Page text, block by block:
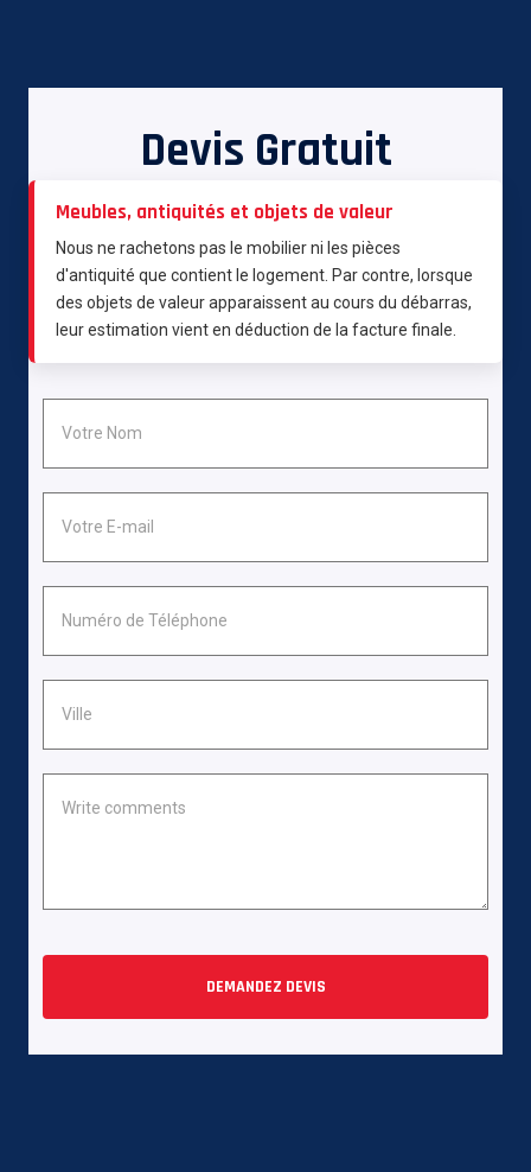
Devis Gratuit
Meubles, antiquités et objets de valeur
Nous ne rachetons pas le mobilier ni les pièces
d'antiquité que contient le logement. Par contre, lorsque
des objets de valeur apparaissent au cours du débarras,
leur estimation vient en déduction de la facture finale.
DEMANDEZ DEVIS